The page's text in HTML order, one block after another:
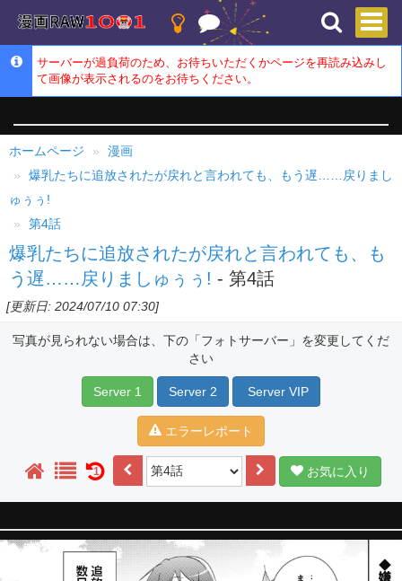
サーバーが過負荷のため、お待ちいただくかページを再読み込みし
て画像が表示されるのをお待ちください。
ホームページ
漫画
爆乳たちに追放されたが戻れと言われても、もう遅……戻りまし
ゅぅぅ!
第4話
爆乳たちに追放されたが戻れと言われても、も
う遅……戻りましゅぅぅ! - 第4話
[更新日: 2024/07/10 07:30]
写真が見られない場合は、下の「フォトサーバー」を変更してくだ
さい
Server 1 Server 2 Server VIP
エラーレポート
1 お気に入り